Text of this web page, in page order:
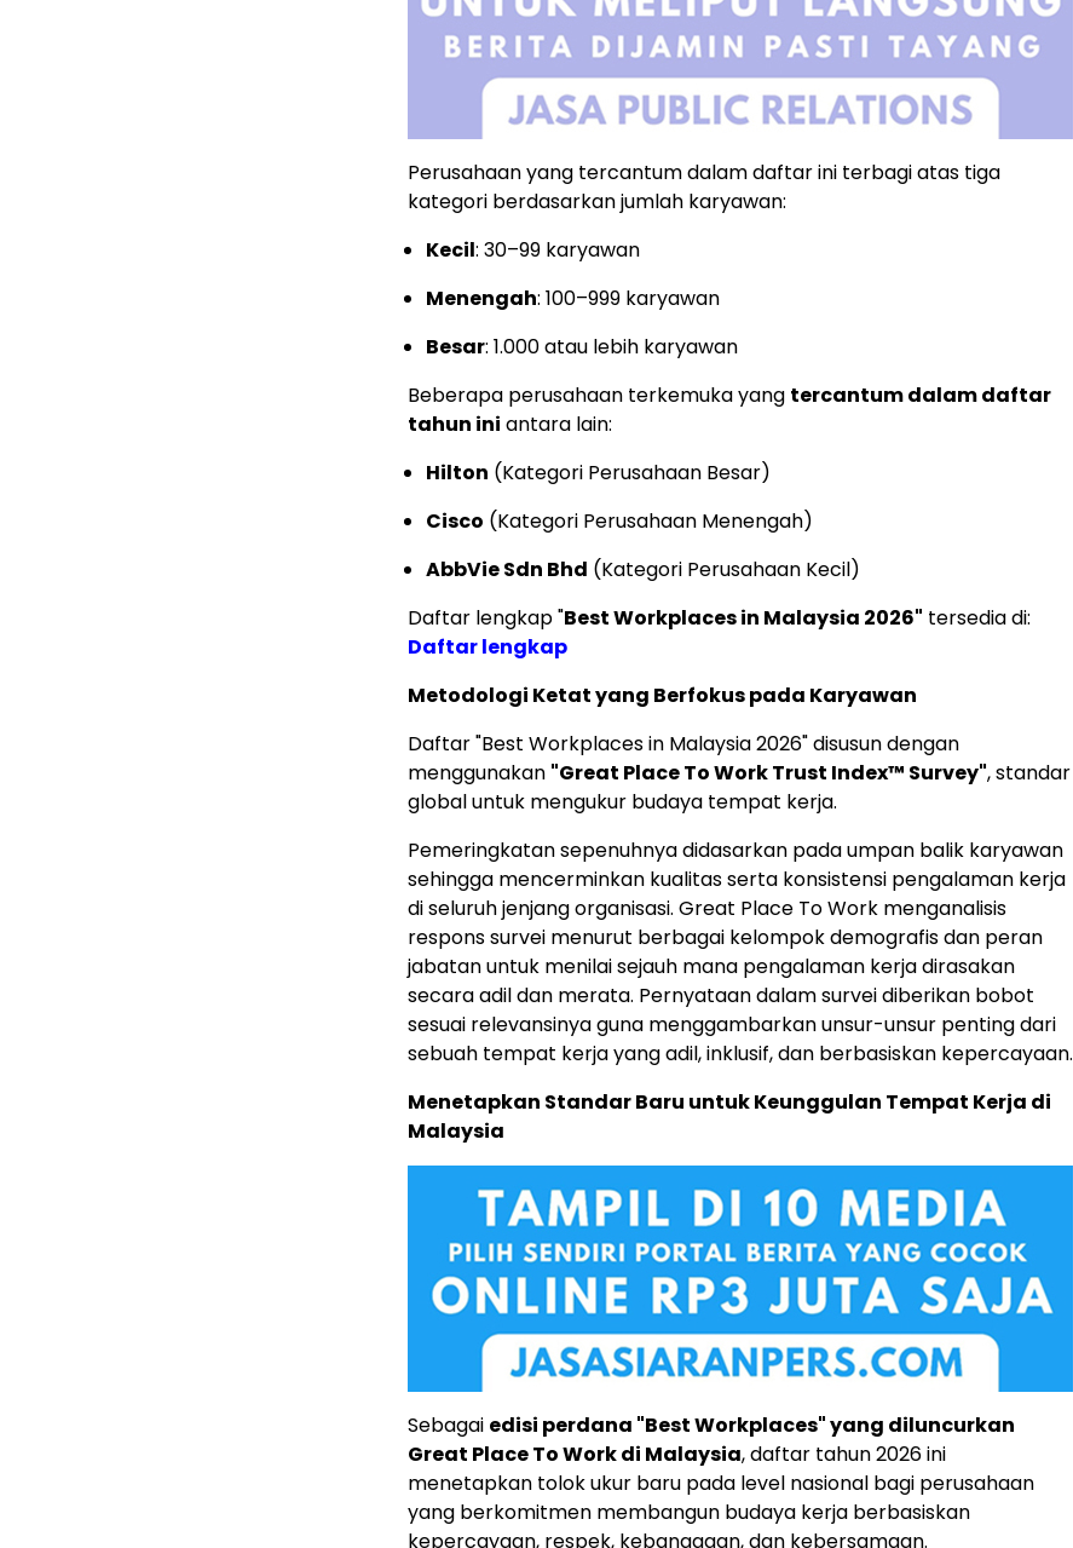
Perusahaan yang tercantum dalam daftar ini terbagi atas tiga
kategori berdasarkan jumlah karyawan:
Kecil: 30–99 karyawan
Menengah: 100–999 karyawan
Besar: 1.000 atau lebih karyawan
Beberapa perusahaan terkemuka yang tercantum dalam daftar
tahun ini antara lain:
Hilton (Kategori Perusahaan Besar)
Cisco (Kategori Perusahaan Menengah)
AbbVie Sdn Bhd (Kategori Perusahaan Kecil)
Daftar lengkap "Best Workplaces in Malaysia 2026" tersedia di:
Daftar lengkap
Metodologi Ketat yang Berfokus pada Karyawan
Daftar "Best Workplaces in Malaysia 2026" disusun dengan
menggunakan "Great Place To Work Trust Index™ Survey", standar
global untuk mengukur budaya tempat kerja.
Pemeringkatan sepenuhnya didasarkan pada umpan balik karyawan
sehingga mencerminkan kualitas serta konsistensi pengalaman kerja
di seluruh jenjang organisasi. Great Place To Work menganalisis
respons survei menurut berbagai kelompok demografis dan peran
jabatan untuk menilai sejauh mana pengalaman kerja dirasakan
secara adil dan merata. Pernyataan dalam survei diberikan bobot
sesuai relevansinya guna menggambarkan unsur-unsur penting dari
sebuah tempat kerja yang adil, inklusif, dan berbasiskan kepercayaan.
Menetapkan Standar Baru untuk Keunggulan Tempat Kerja di
Malaysia
Sebagai edisi perdana "Best Workplaces" yang diluncurkan
Great Place To Work di Malaysia, daftar tahun 2026 ini
menetapkan tolok ukur baru pada level nasional bagi perusahaan
yang berkomitmen membangun budaya kerja berbasiskan
kepercayaan, respek, kebanggaan, dan kebersamaan.